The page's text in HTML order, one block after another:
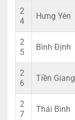
2
4
Hưng Yên
2
5
Bình Định
2
6
Tiền Giang
2
7
Thái Bình